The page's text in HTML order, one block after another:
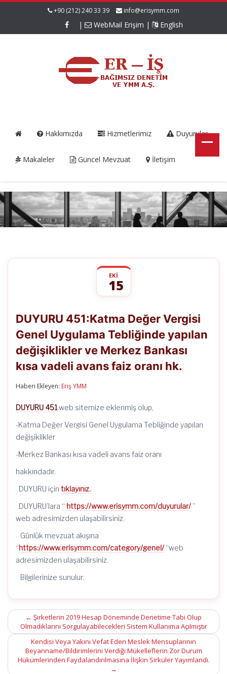
+90 (212) 240 33 39 info@erisymm.com
| WebMail Erişim | English
Hakkımızda Hizmetlerimiz Duyurular
Makaleler Güncel Mevzuat İletişim
EKI
15
Değer
Vergisi
Genel
Tebliğinde
yapılan
değişiklikler
kısa
vadeli
avans
faiz
için
DUYURU 451:Katma Değer Vergisi
Genel Uygulama Tebliğinde yapılan
değişiklikler ve Merkez Bankası
kısa vadeli avans faiz oranı hk.
Haberi Ekleyen: Eriş YMM
DUYURU 451web sitemize eklenmiş olup,
-Katma Değer Vergisi Genel Uygulama Tebliğinde yapılan
değişiklikler
-Merkez Bankası kısa vadeli avans faiz oranı
hakkındadır.
DUYURU için tıklayınız.
DUYURU’lara “ https://www.erisymm.com/duyurular/ ”
web adresimizden ulaşabilirsiniz.
Günlük mevzuat akışına
“https://www.erisymm.com/category/genel/ “web
adresimizden ulaşabilirsiniz.
Bilgilerinize sunulur.
Post
navigation
← Şirketlerin 2019 Hesap Döneminde Denetime Tabi Olup
Olmadıklarını Sorgulayabilecekleri Sistem Kullanıma Açılmıştır
Kendisi Veya Yakını Vefat Eden Meslek Mensuplarının
Beyanname/Bildirimlerini Verdiği Mükelleflerin Zor Durum
Hükümlerinden Faydalandırılmasına İlişkin Sirküler Yayımlandı.
→